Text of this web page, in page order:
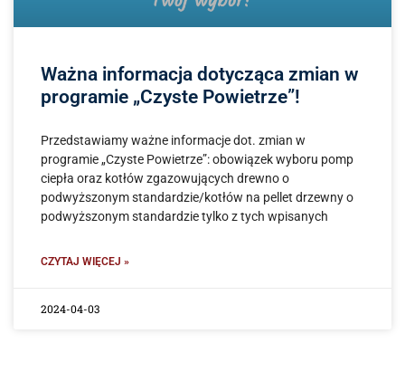
Ważna informacja dotycząca zmian w
programie „Czyste Powietrze”!
Przedstawiamy ważne informacje dot. zmian w
programie „Czyste Powietrze”: obowiązek wyboru pomp
ciepła oraz kotłów zgazowujących drewno o
podwyższonym standardzie/kotłów na pellet drzewny o
podwyższonym standardzie tylko z tych wpisanych
CZYTAJ WIĘCEJ »
2024-04-03